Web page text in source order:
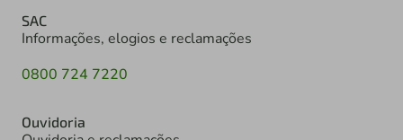
SAC
Informações, elogios e reclamações
0800 724 7220
Ouvidoria